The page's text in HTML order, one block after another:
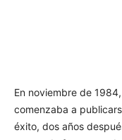
En noviembre de
comenzaba a
éxito, dos años